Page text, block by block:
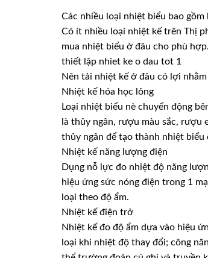
Các nhiều loại nhiệt biểu bao
Có ít nhiều loại nhiệt kế trên Thị
mua nhiệt biểu ở đâu cho phù hợp.
thiết lập nhiet ke o dau tot 1
Nên tải nhiệt kế ở đâu có lợi
Nhiệt kế hóa học lỏng
Loại nhiệt biểu nè chuyển động
là thủy ngân, rượu màu sắc, rượu
thủy ngân để tạo thành nhiệt biểu
Nhiệt kế năng lượng điện
Dụng nỗ lực đo nhiệt độ năng
hiệu ứng sức nóng điện trong 1
loại theo độ ẩm.
Nhiệt kế điện trở
Nhiệt kế đo độ ẩm dựa vào hiệu
loại khi nhiệt độ thay đổi; công